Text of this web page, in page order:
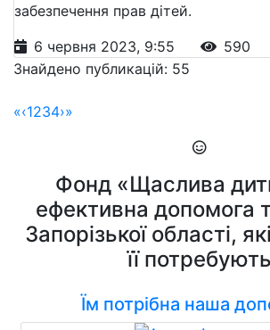
забезпечення прав дітей.
6 червня 2023, 9:55
590
Знайдено публикацій: 55
«‹1234›»
Фонд «Щаслива
ефективна допомога
Запорізької області,
її потребують
Їм потрібна наша